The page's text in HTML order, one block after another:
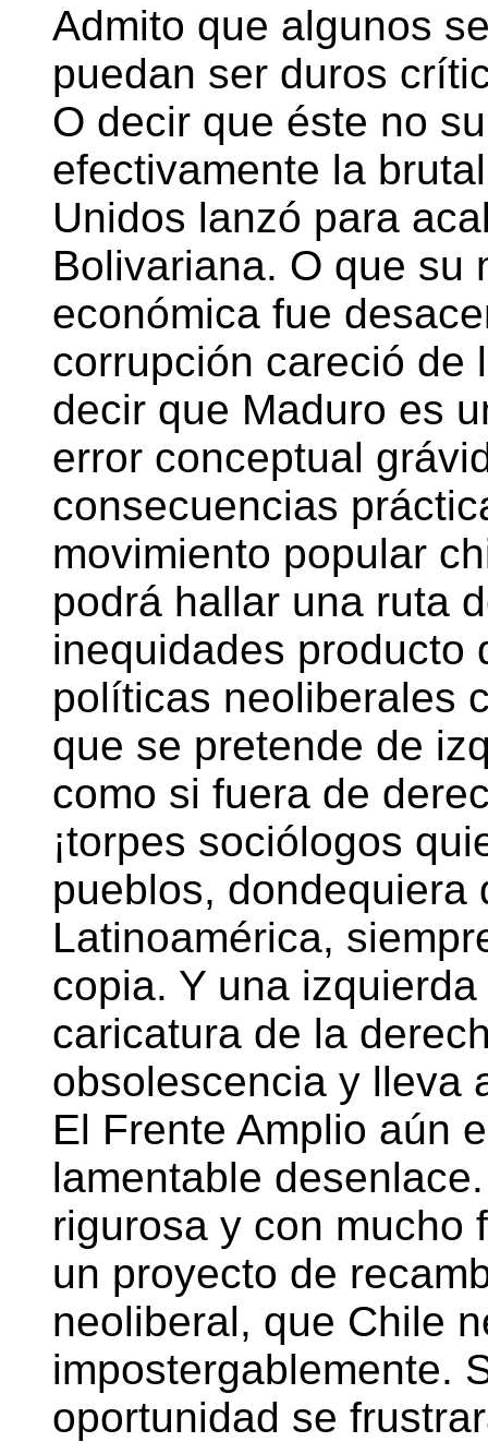
Admito que algunos
puedan ser duros
O decir que éste no
efectivamente la
Unidos lanzó para
Bolivariana. O que su
económica fue
corrupción careció de
decir que Maduro es
error conceptual
consecuencias
movimiento popular
podrá hallar una ruta
inequidades producto
políticas neoliberales
que se pretende de
como si fuera de
¡torpes sociólogos
pueblos, dondequiera
Latinoamérica,
copia. Y una
caricatura de la
obsolescencia y lleva
El Frente Amplio aún
lamentable
rigurosa y con mucho
un proyecto de
neoliberal, que Chile
impostergablemente.
oportunidad se